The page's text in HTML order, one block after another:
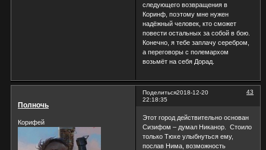
следующего возвращения в
Коринф, поэтому мне нужен
надёжный человек, кто сможет
повести остальных за собой в бою.
Конечно, я тебе заплачу серебром,
а переговоры с полемархом
возьмёт на себя Дорад.
Поделиться 43
2018-12-20
22:18:35
Полночь
Корифей
Этот город действительно основан
Сизифом – думал Никанор. Стоило
только Тюхе улыбнуться ему,
послав Нима, возможность